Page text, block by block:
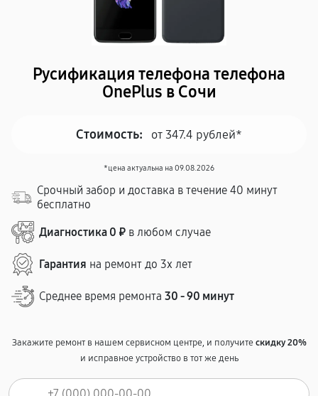
Русификация телефона телефона
OnePlus в Сочи
Стоимость: от 347.4 рублей*
*цена актуальна на 09.08.2026
Срочный забор и доставка в течение 40 минут
бесплатно
Диагностика 0 ₽ в любом случае
Гарантия на ремонт до 3х лет
Среднее время ремонта 30 - 90 минут
Закажите ремонт в нашем сервисном центре, и получитескидку 20%
и исправное устройство в тот же день